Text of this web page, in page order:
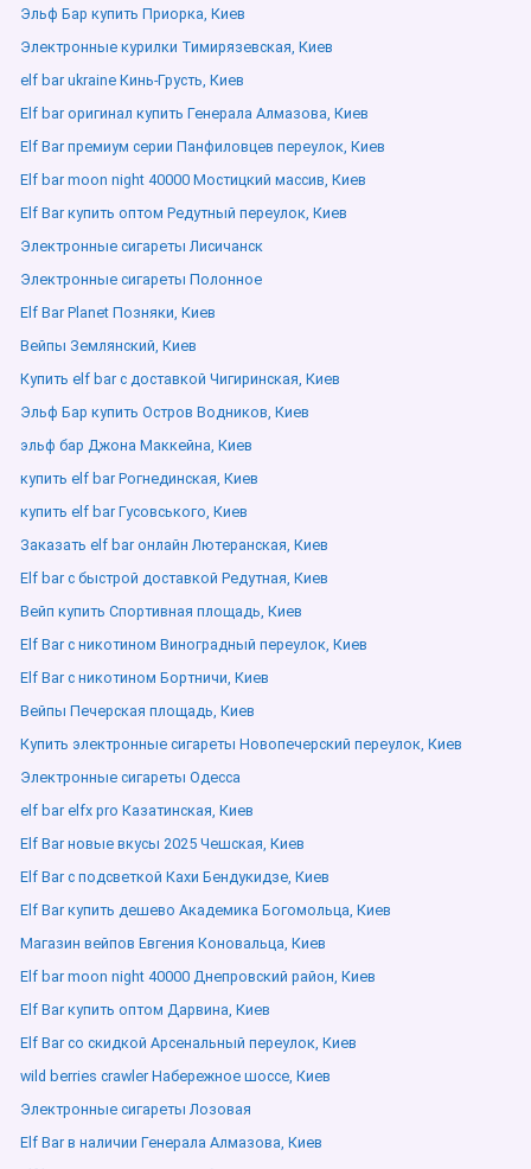
Эльф Бар купить Приорка, Киев
Электронные курилки Тимирязевская, Киев
elf bar ukraine Кинь-Грусть, Киев
Elf bar оригинал купить Генерала Алмазова, Киев
Elf Bar премиум серии Панфиловцев переулок, Киев
Elf bar moon night 40000 Мостицкий массив, Киев
Elf Bar купить оптом Редутный переулок, Киев
Электронные сигареты Лисичанск
Электронные сигареты Полонное
Elf Bar Planet Позняки, Киев
Вейпы Землянский, Киев
Купить elf bar с доставкой Чигиринская, Киев
Эльф Бар купить Остров Водников, Киев
эльф бар Джона Маккейна, Киев
купить elf bar Рогнединская, Киев
купить elf bar Гусовського, Киев
Заказать elf bar онлайн Лютеранская, Киев
Elf bar с быстрой доставкой Редутная, Киев
Вейп купить Спортивная площадь, Киев
Elf Bar с никотином Виноградный переулок, Киев
Elf Bar с никотином Бортничи, Киев
Вейпы Печерская площадь, Киев
Купить электронные сигареты Новопечерский переулок, Киев
Электронные сигареты Одесса
elf bar elfx pro Казатинская, Киев
Elf Bar новые вкусы 2025 Чешская, Киев
Elf Bar с подсветкой Кахи Бендукидзе, Киев
Elf Bar купить дешево Академика Богомольца, Киев
Магазин вейпов Евгения Коновальца, Киев
Elf bar moon night 40000 Днепровский район, Киев
Elf Bar купить оптом Дарвина, Киев
Elf Bar со скидкой Арсенальный переулок, Киев
wild berries crawler Набережное шоссе, Киев
Электронные сигареты Лозовая
Elf Bar в наличии Генерала Алмазова, Киев